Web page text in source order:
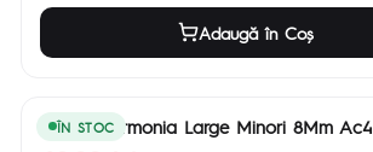
Adaugă în Coş
ÎN STOC
Parchet Armonia Large Minori 8Mm Ac4